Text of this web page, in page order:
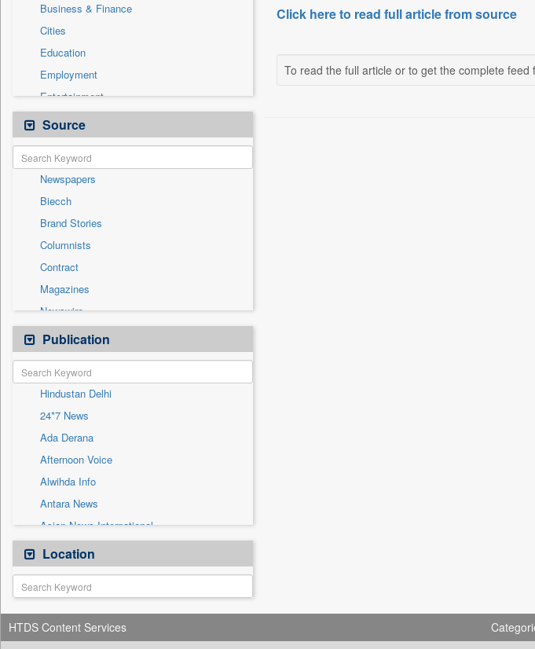
Business & Finance
Cities
Education
Employment
Entertainment
General News
Government News
Health & Lifestyle
International
National
Others
Politics
Press Release
Sports
Technology
Travel
Source
Newspapers
Biecch
Brand Stories
Columnists
Contract
Magazines
Newswire
Online News
Patentwipo
Press Release
Sec
Solicitation
Publication
Hindustan Delhi
24*7 News
Ada Derana
Afternoon Voice
Alwihda Info
Antara News
Asian News International
Astro Devam
Australian Government News
Autox
Bis Research
Bana Africa Gossips
Location
Click here to read full article from source
To read the full article or to get the complete feed
HTDS Content Services